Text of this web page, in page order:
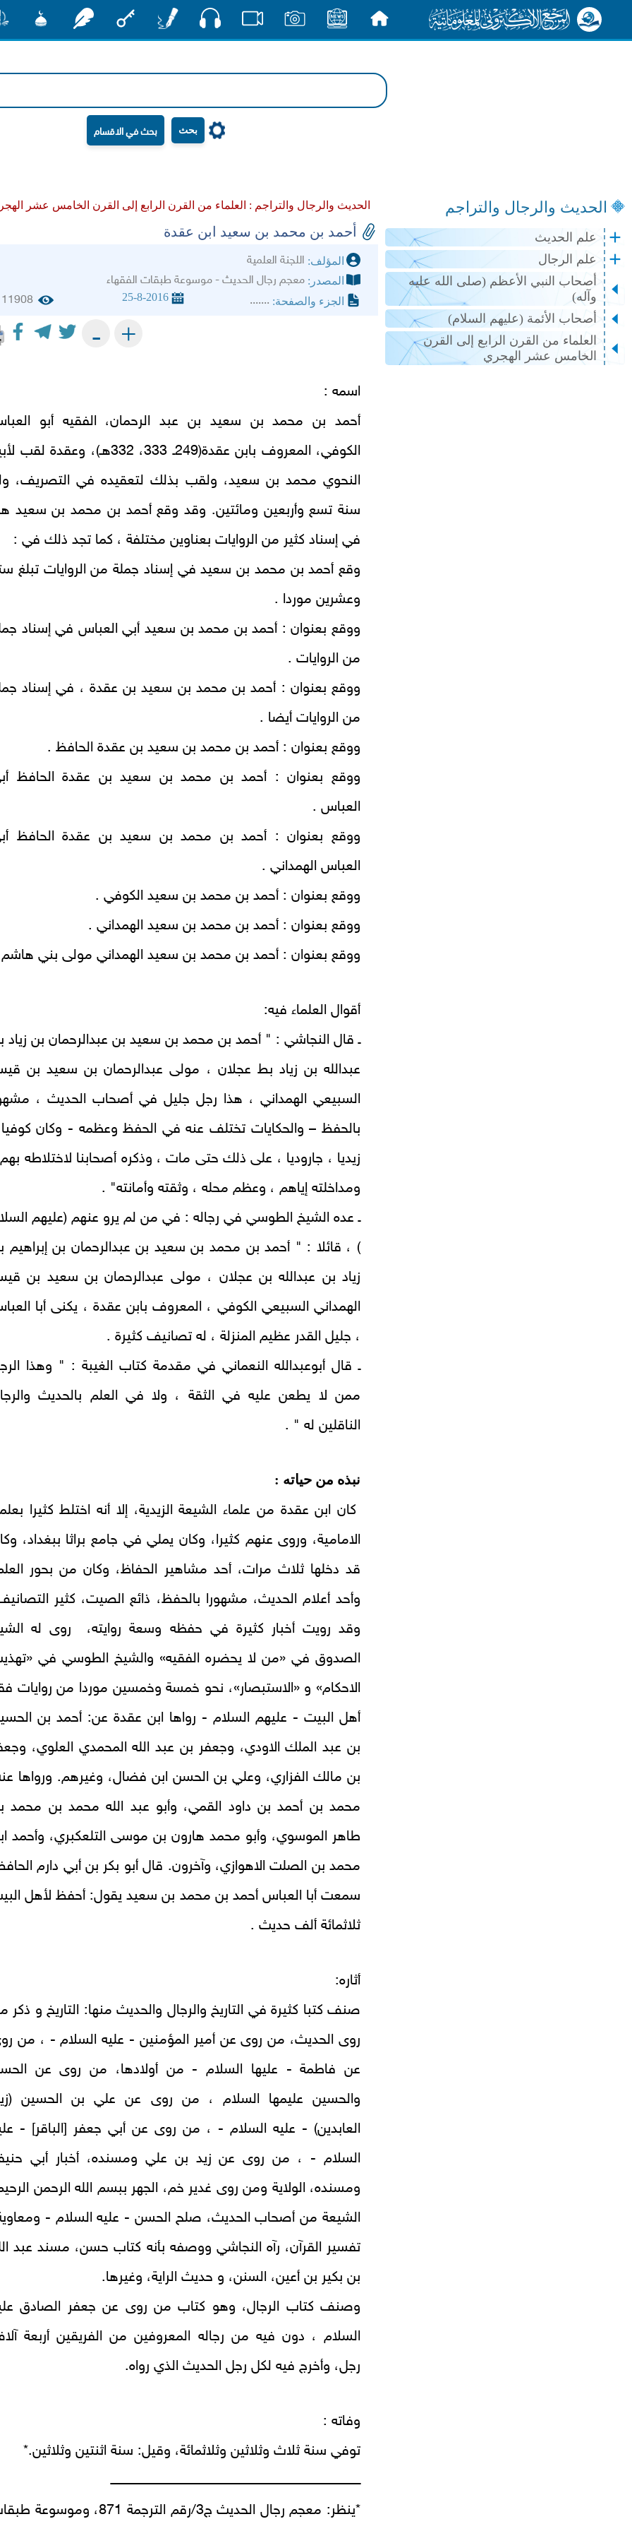
بحث
الحديث والرجال والتراجم
علم الحديث
علم الرجال
أصحاب النبي الأعظم (صلى الله عليه
وآله)
أصحاب الأئمة (عليهم السلام)
العلماء من القرن الرابع إلى القرن
الخامس عشر الهجري
الحديث والرجال والتراجم : العلماء من القرن الرابع إلى القرن الخامس عشر
أحمد بن محمد بن سعيد ابن عقدة
المؤلف: اللجنة العلمية
المصدر: معجم رجال الحديث - موسوعة طبقات الفقهاء
الجزء والصفحة: .......
25-8-2016
11908
+
-
اسمه :
أحمد بن محمد بن سعيد بن عبد الرحمان، الفقيه أبو
الكوفي، المعروف بابن عقدة(249ـ 333، 332هـ)، وعقدة
النحوي محمد بن سعيد، ولقب بذلك لتعقيده في التصريف،
سنة تسع وأربعين ومائتين. وقد وقع أحمد بن محمد بن سعيد
في إسناد كثير من الروايات بعناوين مختلفة ، كما تجد ذلك في :
وقع أحمد بن محمد بن سعيد في إسناد جملة من الروايات تبلغ
وعشرين موردا .
ووقع بعنوان : أحمد بن محمد بن سعيد أبي العباس في إسناد
من الروايات .
ووقع بعنوان : أحمد بن محمد بن سعيد بن عقدة ، في إسناد
من الروايات أيضا .
ووقع بعنوان : أحمد بن محمد بن سعيد بن عقدة الحافظ .
ووقع بعنوان : أحمد بن محمد بن سعيد بن عقدة الحافظ
العباس .
ووقع بعنوان : أحمد بن محمد بن سعيد بن عقدة الحافظ
العباس الهمداني .
ووقع بعنوان : أحمد بن محمد بن سعيد الكوفي .
ووقع بعنوان : أحمد بن محمد بن سعيد الهمداني .
ووقع بعنوان : أحمد بن محمد بن سعيد الهمداني مولى بني
أقوال العلماء فيه:
ـ قال النجاشي : " أحمد بن محمد بن سعيد بن عبدالرحمان بن زياد
عبدالله بن زياد بط عجلان ، مولى عبدالرحمان بن سعيد بن
السبيعي الهمداني ، هذا رجل جليل في أصحاب الحديث ،
بالحفظ – والحكايات تختلف عنه في الحفظ وعظمه - وكان
زيديا ، جاروديا ، على ذلك حتى مات ، وذكره أصحابنا لاختلاطه
ومداخلته إياهم ، وعظم محله ، وثقته وأمانته" .
ـ عده الشيخ الطوسي في رجاله : في من لم يرو عنهم (عليهم
) ، قائلا : " أحمد بن محمد بن سعيد بن عبدالرحمان بن إبراهيم
زياد بن عبدالله بن عجلان ، مولى عبدالرحمان بن سعيد بن
الهمداني السبيعي الكوفي ، المعروف بابن عقدة ، يكنى أبا
، جليل القدر عظيم المنزلة ، له تصانيف كثيرة .
ـ قال أبوعبدالله النعماني في مقدمة كتاب الغيبة : " وهذا
ممن لا يطعن عليه في الثقة ، ولا في العلم بالحديث
الناقلين له " .
نبذه من حياته :
كان ابن عقدة من علماء الشيعة الزيدية، إلا أنه اختلط كثيرا
الامامية، وروى عنهم كثيرا، وكان يملي في جامع براثا ببغداد،
قد دخلها ثلاث مرات، أحد مشاهير الحفاظ، وكان من بحور
وأحد أعلام الحديث، مشهورا بالحفظ، ذائع الصيت، كثير
وقد رويت أخبار كثيرة في حفظه وسعة روايته، روى له
الصدوق في «من لا يحضره الفقيه» والشيخ الطوسي في
الاحكام» و «الاستبصار»، نحو خمسة وخمسين موردا من روايات
أهل البيت - عليهم السلام - رواها ابن عقدة عن: أحمد بن
بن عبد الملك الاودي، وجعفر بن عبد الله المحمدي العلوي،
بن مالك الفزاري، وعلي بن الحسن ابن فضال، وغيرهم. ورواها
محمد بن أحمد بن داود القمي، وأبو عبد الله محمد بن محمد
طاهر الموسوي، وأبو محمد هارون بن موسى التلعكبري، وأحمد
محمد بن الصلت الاهوازي، وآخرون. قال أبو بكر بن أبي دارم
سمعت أبا العباس أحمد بن محمد بن سعيد يقول: أحفظ لأهل
ثلاثمائة ألف حديث .
أثاره:
صنف كتبا كثيرة في التاريخ والرجال والحديث منها: التاريخ و ذكر
روى الحديث، من روى عن أمير المؤمنين - عليه السلام - ، من
عن فاطمة - عليها السلام - من أولادها، من روى عن
والحسين عليمها السلام ، من روى عن علي بن الحسين
العابدين) - عليه السلام - ، من روى عن أبي جعفر [الباقر] -
السلام - ، من روى عن زيد بن علي ومسنده، أخبار أبي
ومسنده، الولاية ومن روى غدير خم، الجهر ببسم الله الرحمن
الشيعة من أصحاب الحديث، صلح الحسن - عليه السلام -
تفسير القرآن، رآه النجاشي ووصفه بأنه كتاب حسن، مسند عبد
بن بكير بن أعين، السنن، و حديث الراية، وغيرها.
وصنف كتاب الرجال، وهو كتاب من روى عن جعفر الصادق
السلام ، دون فيه من رجاله المعروفين من الفريقين أربعة
رجل، وأخرج فيه لكل رجل الحديث الذي رواه.
وفاته :
توفي سنة ثلاث وثلاثين وثلاثمائة، وقيل: سنة اثنتين وثلاثين.*
ــــــــــــــــــــــــــــــــــــــــــــــــــــــــــــــــــــــــــــــــــــــــــــــــــــــــــــــــــــــ
*ينظر: معجم رجال الحديث ج3/رقم الترجمة 871،